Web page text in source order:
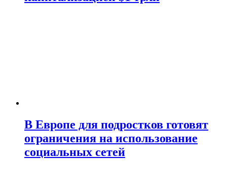
В Европе для подростков готовят
ограничения на использование
социальных сетей